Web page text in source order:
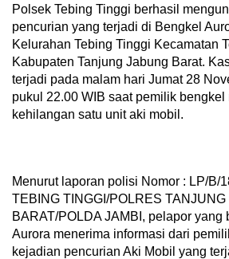
Polsek Tebing Tinggi berhasil
pencurian yang terjadi di Bengkel
Kelurahan Tebing Tinggi Kecamatan
Kabupaten Tanjung Jabung Barat.
terjadi pada malam hari Jumat 28
pukul 22.00 WIB saat pemilik bengkel
kehilangan satu unit aki mobil.
Menurut laporan polisi Nomor : LP/B/
TEBING TINGGI/POLRES
BARAT/POLDA JAMBI, pelapor yang
Aurora menerima informasi dari
kejadian pencurian Aki Mobil yang